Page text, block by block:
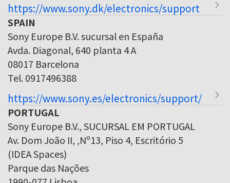
https://www.sony.dk/electronics/support
SPAIN
Sony Europe B.V. sucursal en España
Avda. Diagonal, 640 planta 4 A
08017 Barcelona
Tel. 0917496388
https://www.sony.es/electronics/support/
PORTUGAL
Sony Europe B.V., SUCURSAL EM PORTUGAL
Av. Dom João II, ,Nº13, Piso 4, Escritório 5
(IDEA Spaces)
Parque das Nações